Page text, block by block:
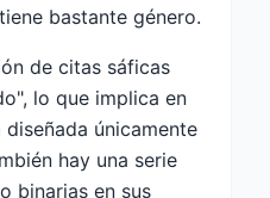
bastante género.
de citas sáficas
lo que implica en
únicamente
hay una serie
binarias en sus